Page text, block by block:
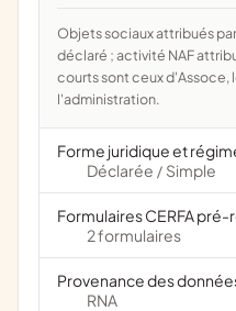
Objets sociaux attribués par l'administration d'après l'objet
déclaré ; activité NAF
courts sont ceux d'Assoce,
l'administration.
Forme juridique et
Déclarée / Simple
Formulaires CERFA
2 formulaires
Provenance des
RNA